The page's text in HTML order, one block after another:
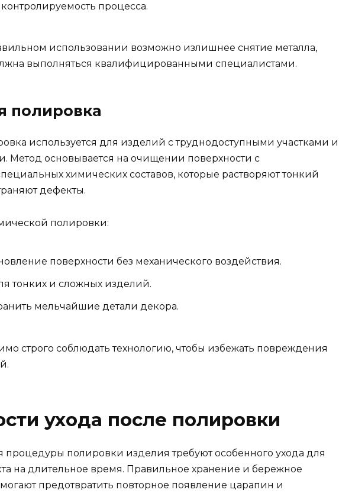
процесса.
использовании возможно излишнее снятие металла,
выполняться квалифицированными специалистами.
полировка
используется для изделий с труднодоступными участками и
Метод основывается на очищении поверхности с
химических составов, которые растворяют тонкий
дефекты.
полировки:
поверхности без механического воздействия.
тонких и сложных изделий.
мельчайшие детали декора.
строго соблюдать технологию, чтобы избежать повреждения
ухода после полировки
процедуры полировки изделия требуют особенного ухода для
на длительное время. Правильное хранение и бережное
предотвратить повторное появление царапин и